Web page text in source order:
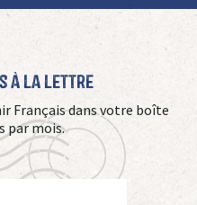
à La Lettre
Français dans votre boîte
par mois.